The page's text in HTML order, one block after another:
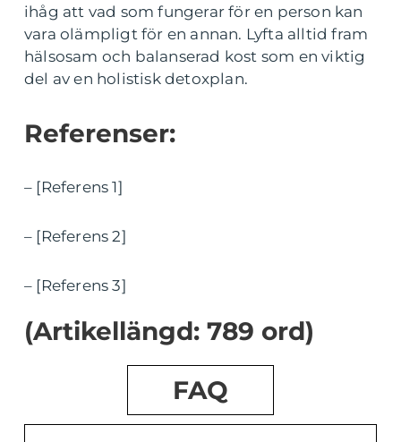
ihåg att vad som fungerar för en person kan
vara olämpligt för en annan. Lyfta alltid fram
hälsosam och balanserad kost som en viktig
del av en holistisk detoxplan.
Referenser:
– [Referens 1]
– [Referens 2]
– [Referens 3]
(Artikellängd: 789 ord)
FAQ